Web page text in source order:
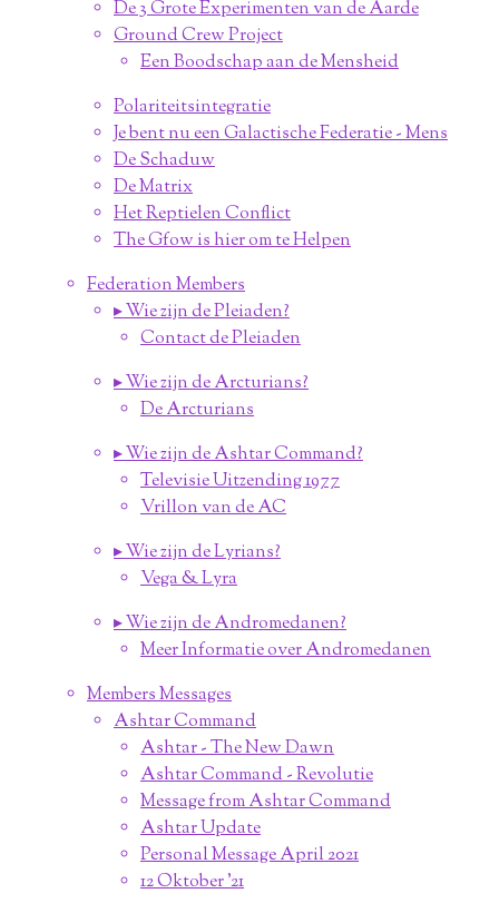
De 3 Grote Experimenten van de Aarde
Ground Crew Project
Een Boodschap aan de Mensheid
Polariteitsintegratie
Je bent nu een Galactische Federatie - Mens
De Schaduw
De Matrix
Het Reptielen Conflict
The Gfow is hier om te Helpen
Federation Members
▸ Wie zijn de Pleiaden?
Contact de Pleiaden
▸ Wie zijn de Arcturians?
De Arcturians
▸ Wie zijn de Ashtar Command?
Televisie Uitzending 1977
Vrillon van de AC
▸ Wie zijn de Lyrians?
Vega & Lyra
▸ Wie zijn de Andromedanen?
Meer Informatie over Andromedanen
Members Messages
Ashtar Command
Ashtar - The New Dawn
Ashtar Command - Revolutie
Message from Ashtar Command
Ashtar Update
Personal Message April 2021
12 Oktober '21